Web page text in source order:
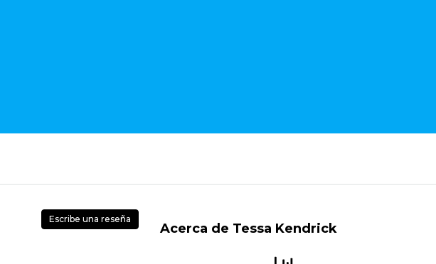
Escribe una reseña
Acerca de Tessa Kendrick